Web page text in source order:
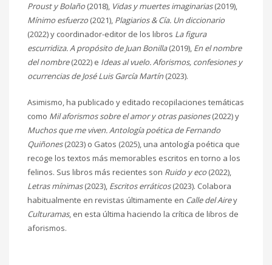
Proust y Bolaño (2018), Vidas y muertes imaginarias(2019),
Mínimo esfuerzo (2021), Plagiarios & Cía. Un diccionario
(2022) y coordinador-editor de los libros La figura
escurridiza. A propósito de Juan Bonilla(2019), En el nombre
del nombre(2022) e Ideas al vuelo. Aforismos, confesiones y
ocurrencias de José Luis García Martín (2023).
Asimismo, ha publicado y editado recopilaciones temáticas
como Mil aforismos sobre el amor y otras pasiones(2022) y
Muchos que me viven. Antología poética de Fernando
Quiñones(2023) o Gatos (2025), una antología poética que
recoge los textos más memorables escritos en torno a los
felinos. Sus libros más recientes son Ruido y eco (2022),
Letras mínimas(2023), Escritos erráticos(2023). Colabora
habitualmente en revistas últimamente en Calle del Airey
Culturamas, en esta última haciendo la crítica de libros de
aforismos.